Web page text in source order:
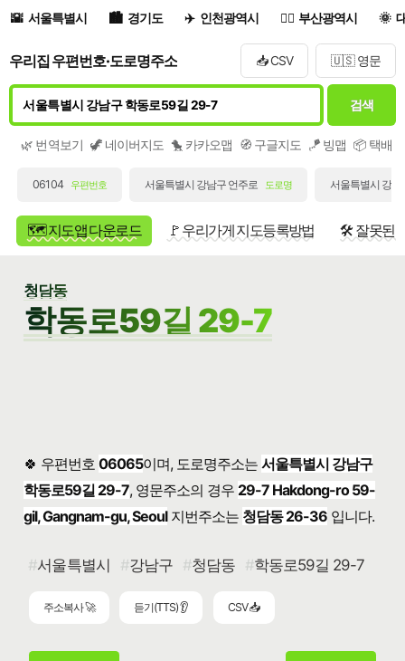
서울특별시 경기도 인천광역시 부산광역시
우리집 우편번호·도로명주소 📥 CSV 🇺🇸 영문
검색
🌿 번역보기 🦖 네이버지도 🐤 카카오맵 🧭 구글지도 🪁 빙맵 📦 택배/
06104 우편번호 서울특별시 강남구 언주로 도로명 서울특별시 강
🗺️ 지도앱 다운로드 🚩 우리가게 지도등록방법 🛠️ 잘못된
청담동
학동로59길 29-7
🍀 우편번호 06065이며, 도로명주소는서울특별시 강남구
학동로59길 29-7, 영문주소의 경우 29-7 Hakdong-ro 59-
gil, Gangnam-gu, Seoul지번주소는 청담동 26-36 입니다.
서울특별시 강남구 청담동 학동로59길 29-7
주소복사 🚀 듣기(TTS) 👂 CSV 📥